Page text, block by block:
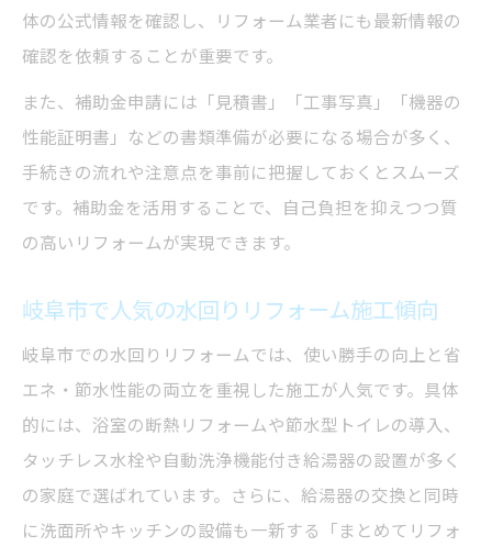
体の公式情報を確認し、リフォーム業者にも最新情報の
確認を依頼することが重要です。
また、補助金申請には「見積書」「工事写真」「機器の
性能証明書」などの書類準備が必要になる場合が多く、
手続きの流れや注意点を事前に把握しておくとスムーズ
です。補助金を活用することで、自己負担を抑えつつ質
の高いリフォームが実現できます。
岐阜市で人気の水回りリフォーム施工傾向
岐阜市での水回りリフォームでは、使い勝手の向上と省
エネ・節水性能の両立を重視した施工が人気です。具体
的には、浴室の断熱リフォームや節水型トイレの導入、
タッチレス水栓や自動洗浄機能付き給湯器の設置が多く
の家庭で選ばれています。さらに、給湯器の交換と同時
に洗面所やキッチンの設備も一新する「まとめてリフォ